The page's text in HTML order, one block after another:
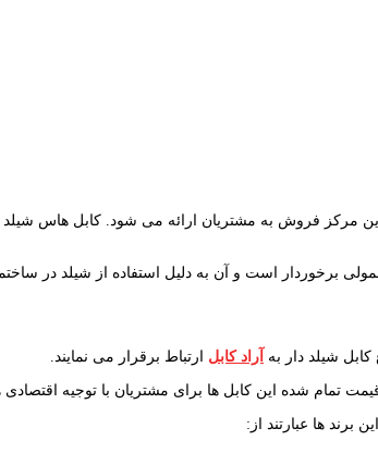
فروش به مشتریان ارائه می شود. کابل هاس شیلد
برخوردار است و آن به دلیل استفاده از شیلد در
شیلد دار به آراد کابل ارتباط برقرار می نمایند.
تمام شده این کابل ها برای مشتریان با توجیه
ها عبارتند از: